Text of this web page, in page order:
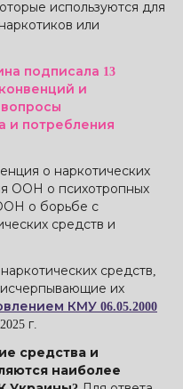
используются для
или
подписала 13
и
и потребления
о наркотических
ООН о психотропных
о борьбе с
средств и
средств,
их
КМУ 06.05.2000
г.
средства и
наиболее